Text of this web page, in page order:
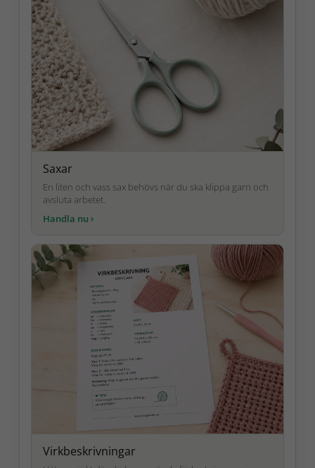
Saxar
En liten och vass sax behövs när du ska klippa garn och
avsluta arbetet.
Virkbeskrivningar